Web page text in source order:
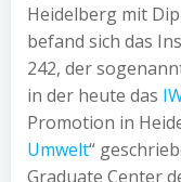
Heidelberg mit
befand sich das
242, der
in der heute das
Promotion in
Umwelt“
Graduate Center